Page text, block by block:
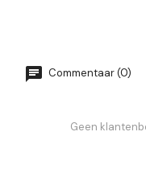
Commentaar (0)
Geen